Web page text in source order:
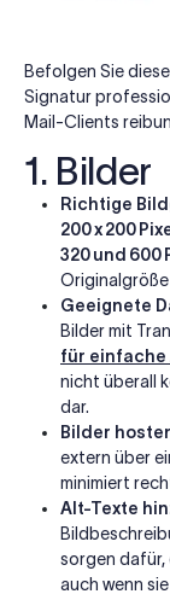
Befolgen Sie
Signatur
Mail-Clients
1. Bilder
Richtige
200 x 200
320 und 600
Geeignete
Bilder mit
für einfache
nicht überall
dar.
Bilder
extern über
minimiert
Alt-Texte
sorgen dafür,
auch wenn